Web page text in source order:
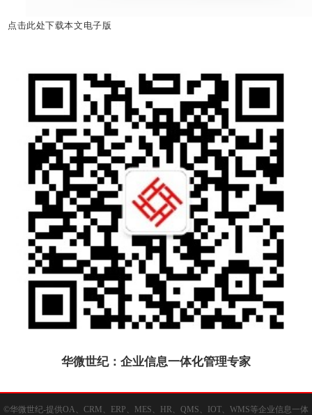
点击此处下载本文电子版
华微世纪：企业信息一体化管理专家
©华微世纪-提供OA、CRM、ERP、MES、HR、QMS、IOT、WMS等企业信息一体